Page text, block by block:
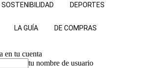
SOSTENIBILIDAD DEPORTES
LA GUÍA DE COMPRAS
en tu cuenta
tu nombre de usuario